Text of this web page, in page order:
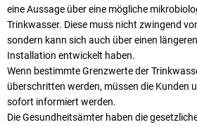
eine Aussage über eine mögliche
Trinkwasser. Diese muss nicht zwingend
sondern kann sich auch über einen
Installation entwickelt haben.
Wenn bestimmte Grenzwerte der
überschritten werden, müssen die Kunden
sofort informiert werden.
Die Gesundheitsämter haben die